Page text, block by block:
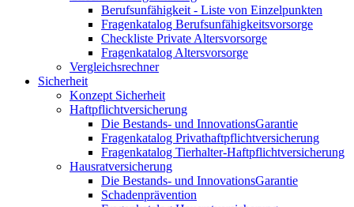
Berufsunfähigkeit - Liste von Einzelpunkten
Fragenkatalog Berufsunfähigkeitsvorsorge
Checkliste Private Altersvorsorge
Fragenkatalog Altersvorsorge
Vergleichsrechner
Sicherheit
Konzept Sicherheit
Haftpflichtversicherung
Die Bestands- und InnovationsGarantie
Fragenkatalog Privathaftpflichtversicherung
Fragenkatalog Tierhalter-Haftpflichtversicherung
Hausratversicherung
Die Bestands- und InnovationsGarantie
Schadenprävention